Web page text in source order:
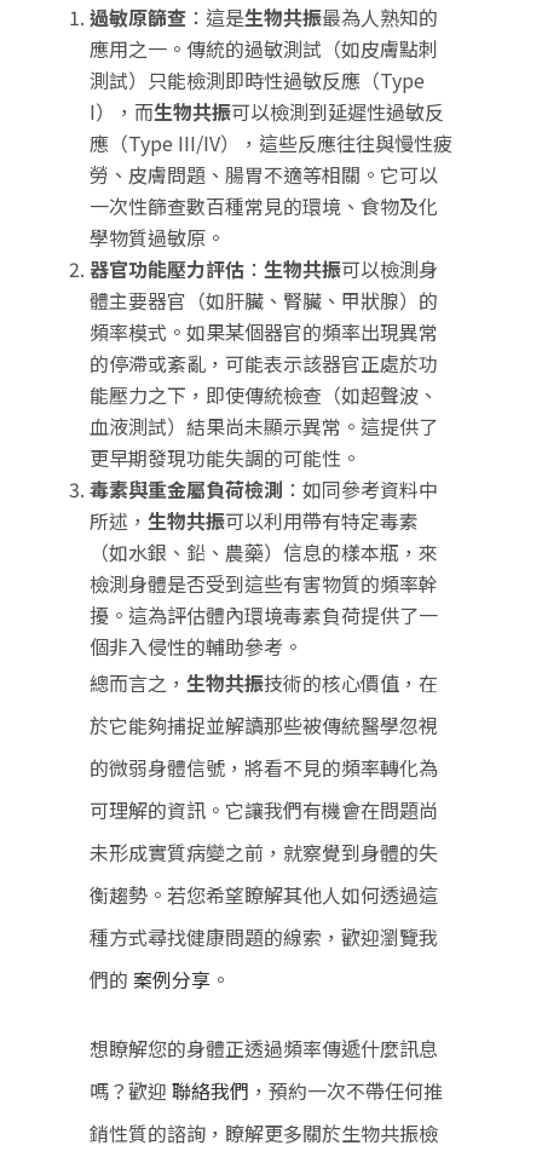
過敏原篩查 ：這是生物共振最為人熟知的
應用之一。傳統的過敏測試（如皮膚點刺
測試）只能檢測即時性過敏反應（Type
I），而生物共振可以檢測到延遲性過敏反
應（Type III/IV），這些反應往往與慢性疲
勞、皮膚問題、腸胃不適等相關。它可以
一次性篩查數百種常見的環境、食物及化
學物質過敏原。
器官功能壓力評估 ： 生物共振可以檢測身
體主要器官（如肝臟、腎臟、甲狀腺）的
頻率模式。如果某個器官的頻率出現異常
的停滯或紊亂，可能表示該器官正處於功
能壓力之下，即使傳統檢查（如超聲波、
血液測試）結果尚未顯示異常。這提供了
更早期發現功能失調的可能性。
毒素與重金屬負荷檢測 ：如同參考資料中
所述， 生物共振可以利用帶有特定毒素
（如水銀、鉛、農藥）信息的樣本瓶，來
檢測身體是否受到這些有害物質的頻率幹
擾。這為評估體內環境毒素負荷提供了一
個非入侵性的輔助參考。
總而言之， 生物共振技術的核心價值，在
於它能夠捕捉並解讀那些被傳統醫學忽視
的微弱身體信號，將看不見的頻率轉化為
可理解的資訊。它讓我們有機會在問題尚
未形成實質病變之前，就察覺到身體的失
衡趨勢。若您希望瞭解其他人如何透過這
種方式尋找健康問題的線索，歡迎瀏覽我
們的 案例分享 。
想瞭解您的身體正透過頻率傳遞什麼訊息
嗎？歡迎 聯絡我們 ，預約一次不帶任何推
銷性質的諮詢，瞭解更多關於生物共振檢